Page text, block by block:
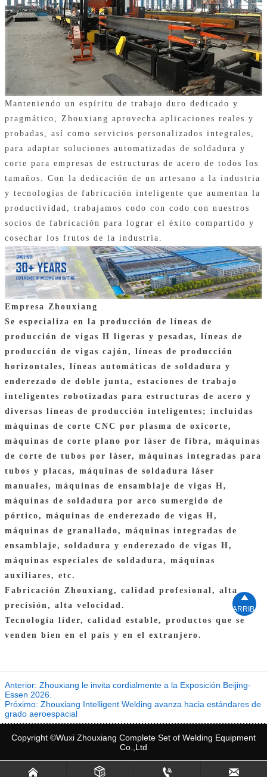
Manteniendo un espíritu de trabajo duro dedicado y
pragmático, Zhouxiang aprovecha aplicaciones reales y
probadas, así como servicios personalizados integrales,
para adaptar soluciones automatizadas de soldadura y
corte para empresas de estructuras de acero de todos los
tamaños. Con la dedicación de un artesano a la industria
y tecnologías de fabricación inteligente que aumentan la
productividad, trabajamos codo con codo con nuestros
socios de fabricación para lograr el éxito compartido y
cosechar los frutos de la industria.
Empresa Zhouxiang
Se especializa en la producción de líneas de
producción de vigas H ligeras y pesadas, líneas de
producción de vigas cajón, líneas de producción
horizontales, líneas automáticas de soldadura y
enderezado de doble junta, estaciones de trabajo
inteligentes robotizadas para estructuras de acero y
diversas líneas de producción inteligentes; incluidas
máquinas de corte CNC por plasma de oxicorte,
máquinas de corte plano por láser de fibra, máquinas
de corte de tubos por láser, máquinas integradas para
tubos y placas, máquinas de soldadura láser
manuales, máquinas de ensamblaje de vigas H,
máquinas de soldadura por arco sumergido de
pórtico, máquinas de enderezado de vigas H,
máquinas de granallado, máquinas integradas de
ensamblaje, soldadura y enderezado de vigas H,
máquinas especiales de soldadura, máquinas
auxiliares, etc.
Fabricación Zhouxiang, calidad profesional, alta
precisión, alta velocidad.
Tecnología líder, calidad estable, productos que se
venden bien en el país y en el extranjero.
Anterior: Zhouxiang le invita cordialmente a la Exposición Beijing-
Essen 2026.
Próximo: Zhouxiang Intelligent Welding avanza hacia estándares de
grado aeroespacial
Copyright ©Wuxi Zhouxiang Complete Set of Welding Equipment
Co.,Ltd
   

ARRIBA